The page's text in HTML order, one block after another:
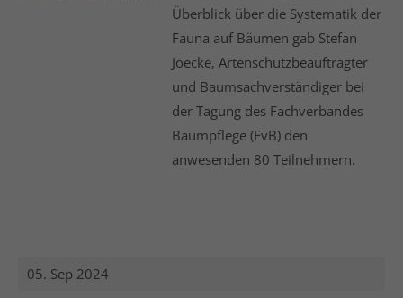
Überblick über die Systematik der
Fauna auf Bäumen gab Stefan
Joecke, Artenschutzbeauftragter
und Baumsachverständiger bei
der Tagung des Fachverbandes
Baumpflege (FvB) den
anwesenden 80 Teilnehmern.
05. Sep 2024